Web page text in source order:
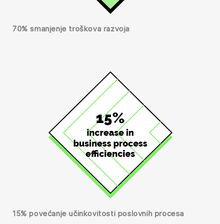
70% smanjenje troškova razvoja
15% povećanje učinkovitosti poslovnih procesa